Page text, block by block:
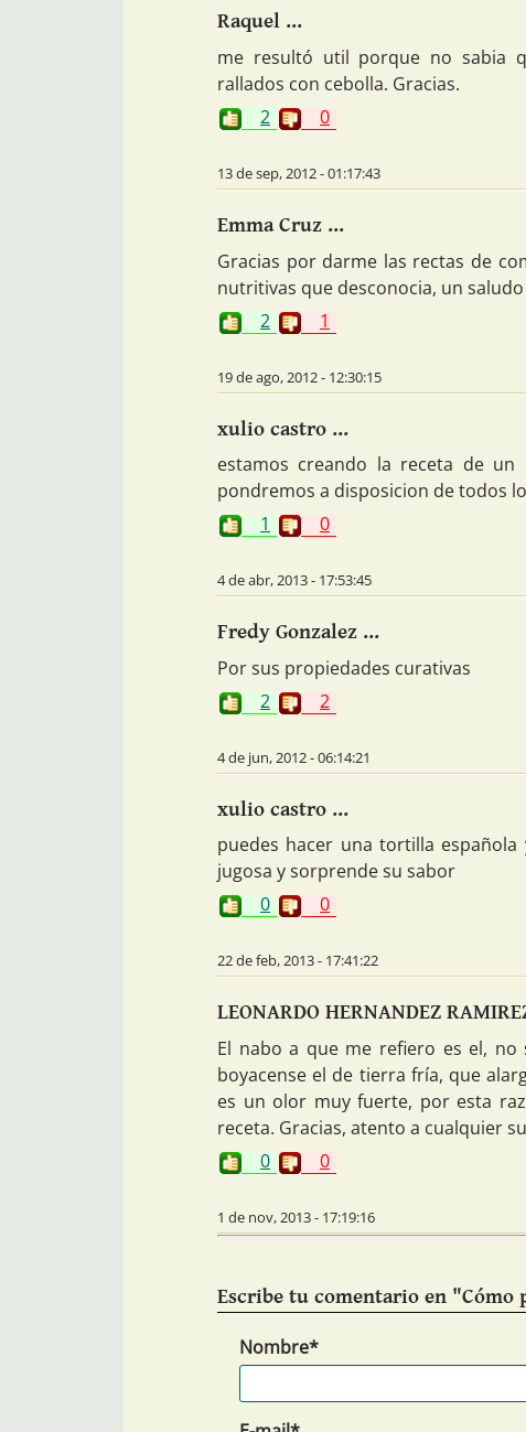
Raquel ...
me resultó util porque no sabia
rallados con cebolla. Gracias.
2
0
13 de sep, 2012 - 01:17:43
Emma Cruz ...
Gracias por darme las rectas de
nutritivas que desconocia, un saludo
2
1
19 de ago, 2012 - 12:30:15
xulio castro ...
estamos creando la receta de un
pondremos a disposicion de todos
1
0
4 de abr, 2013 - 17:53:45
Fredy Gonzalez ...
Por sus propiedades curativas
2
2
4 de jun, 2012 - 06:14:21
xulio castro ...
puedes hacer una tortilla
jugosa y sorprende su sabor
0
0
22 de feb, 2013 - 17:41:22
LEONARDO HERNANDEZ
El nabo a que me refiero es el,
boyacense el de tierra fría, que
es un olor muy fuerte, por esta
receta. Gracias, atento a cualquier
0
0
1 de nov, 2013 - 17:19:16
Escribe tu comentario en "Cómo
Nombre*